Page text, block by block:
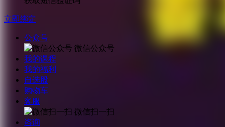
立即绑定
公众号
微信公众号
我的课程
我的福利
自选股
购物车
客服
微信扫一扫
咨询